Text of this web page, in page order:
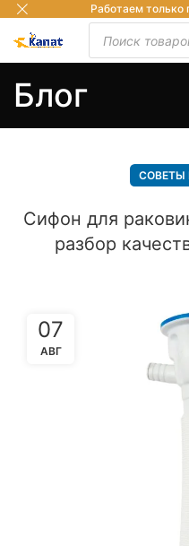
Блог
СОВЕТЫ
Сифон для
разбор
07
АВГ
Работаем